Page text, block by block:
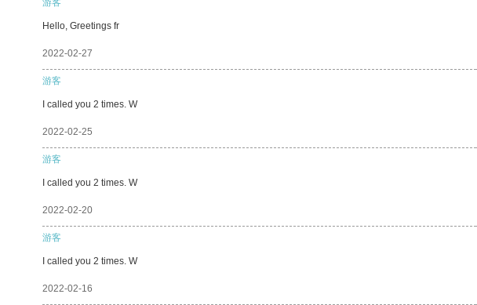
游客
Hello, Greetings fr
2022-02-27
游客
I called you 2 times. W
2022-02-25
游客
I called you 2 times. W
2022-02-20
游客
I called you 2 times. W
2022-02-16